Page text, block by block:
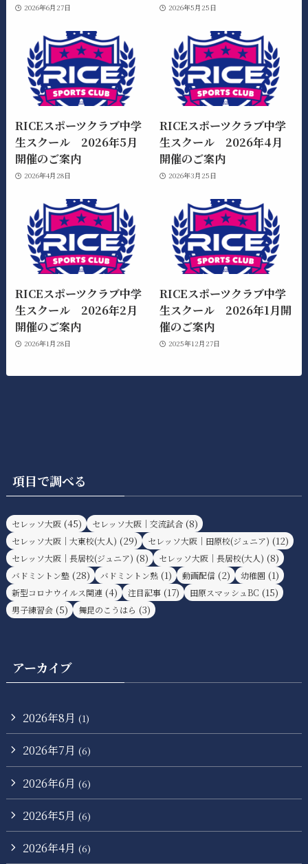
2026年6月27日 2026年5月25日
RICEスポーツクラブ中学
生スクール 2026年5月
開催のご案内
2026年4月28日
RICEスポーツクラブ中学
生スクール 2026年4月
開催のご案内
2026年3月25日
RICEスポーツクラブ中学
生スクール 2026年2月
開催のご案内
2026年1月28日
RICEスポーツクラブ中学
生スクール 2026年1月開
催のご案内
2025年12月27日
項目で調べる
セレッソ大阪 (45) セレッソ大阪｜交流試合 (8)
セレッソ大阪｜大東校(大人) (29) セレッソ大阪｜田原校(ジュニア) (12)
セレッソ大阪｜長居校(ジュニア) (8) セレッソ大阪｜長居校(大人) (8)
バドミントン塾 (28) バドミントン熟 (1) 動画配信 (2) 幼稚園 (1)
新型コロナウイルス関連 (4) 注目記事 (17) 田原スマッシュBC (15)
男子練習会 (5) 舞昆のこうはら (3)
アーカイブ
2026年8月 (1)
2026年7月 (6)
2026年6月 (6)
2026年5月 (6)
2026年4月 (6)